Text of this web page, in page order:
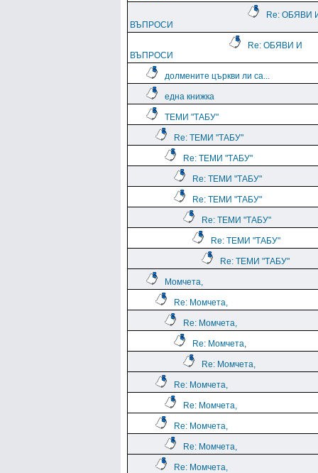
Re: ОБЯВИ
ВЪПРОСИ
Re: ОБЯВИ И
ВЪПРОСИ
долмените църкви ли са...
една книжка
ТЕМИ "ТАБУ"
Re: ТЕМИ "ТАБУ"
Re: ТЕМИ "ТАБУ"
Re: ТЕМИ "ТАБУ"
Re: ТЕМИ "ТАБУ"
Re: ТЕМИ "ТАБУ"
Re: ТЕМИ "ТАБУ"
Re: ТЕМИ "ТАБУ"
Момчета,
Re: Момчета,
Re: Момчета,
Re: Момчета,
Re: Момчета,
Re: Момчета,
Re: Момчета,
Re: Момчета,
Re: Момчета,
Re: Момчета,